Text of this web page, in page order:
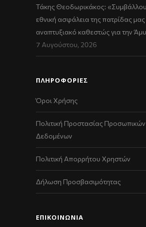
Τάκης Θεοδωρικάκος:
εθνική ασφάλεια της πατρίδας
αναπτυξιακό καθεστώς για την
7 Αυγούστου, 2026
ΠΛΗΡΟΦΟΡΙΕΣ
Όροι Χρήσης
Πολιτική Προστασίας Προσωπικών
Δεδομένων
Πολιτική Απορρήτου Χρηστών
Δήλωση Προσβασιμότητας
ΕΠΙΚΟΙΝΩΝΊΑ